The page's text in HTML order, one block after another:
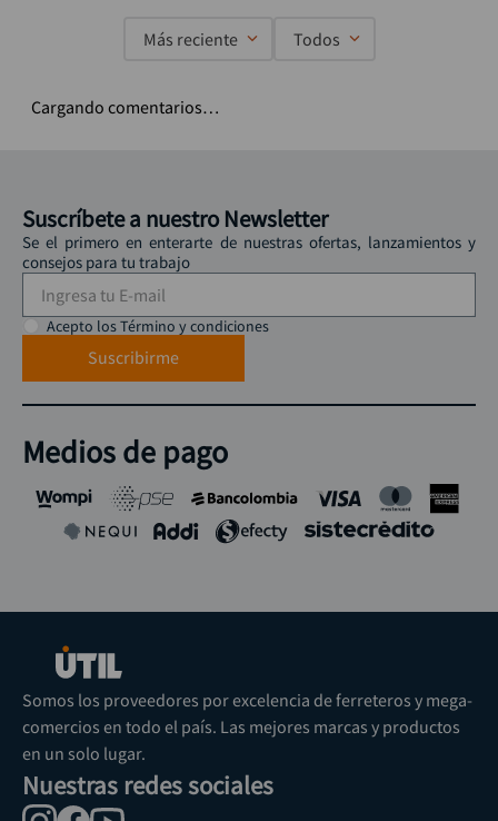
Más reciente Todos
Cargando comentarios…
Suscríbete a nuestro Newsletter
Se el primero en enterarte de nuestras ofertas, lanzamientos y
consejos para tu trabajo
Acepto los Término y condiciones
Suscribirme
Medios de pago
Somos los proveedores por excelencia de ferreteros y mega-
comercios en todo el país. Las mejores marcas y productos
en un solo lugar.
Nuestras redes sociales